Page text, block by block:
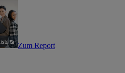
Zum Report